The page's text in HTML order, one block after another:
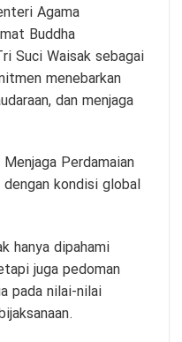
Agama
Buddha
Suci Waisak sebagai
menebarkan
dan menjaga
Perdamaian
kondisi global
hanya dipahami
juga pedoman
pada nilai-nilai